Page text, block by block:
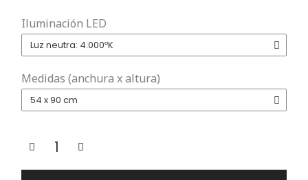
Iluminación LED
Medidas (anchura x altura)